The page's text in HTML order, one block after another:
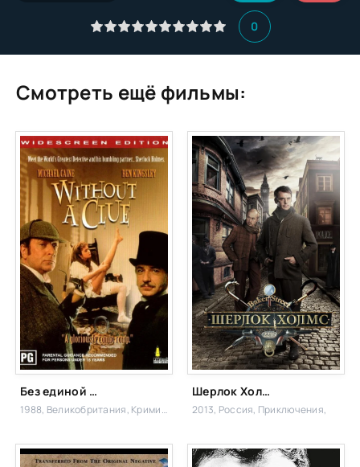
0
Смотреть ещё фильмы:
Без единой улики
1988, Великобритания, Криминал, Детектив,
Шерлок Холмс
2013, Россия, Приключения,